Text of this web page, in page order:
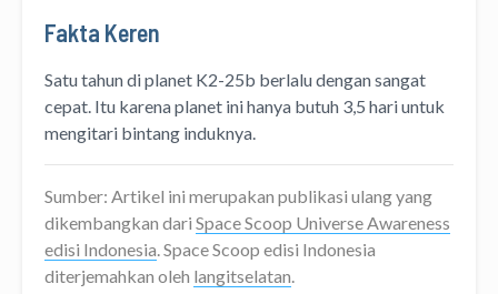
Fakta Keren
Satu tahun di planet K2-25b berlalu dengan sangat
cepat. Itu karena planet ini hanya butuh 3,5 hari untuk
mengitari bintang induknya.
Sumber: Artikel ini merupakan publikasi ulang yang
dikembangkan dari Space Scoop Universe Awareness
edisi Indonesia. Space Scoop edisi Indonesia
diterjemahkan oleh langitselatan.